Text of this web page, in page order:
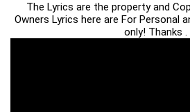
The Lyrics are the property and
Owners Lyrics here are For Personal
only! Thanks .